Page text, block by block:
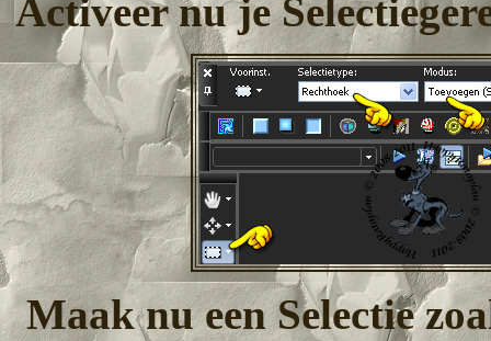
Activeer nu je
Maak nu een Selectie